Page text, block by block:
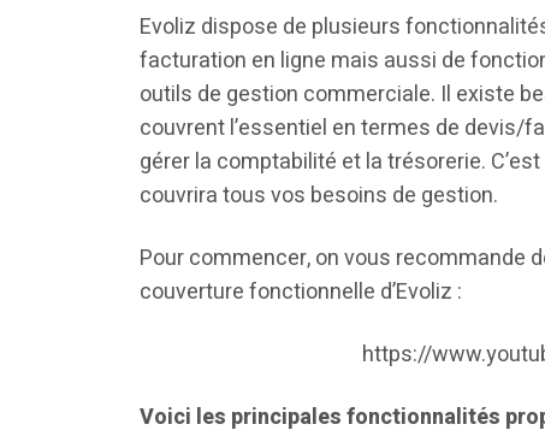
Evoliz dispose de plusieurs
facturation en ligne mais aussi de
outils de gestion commerciale. Il existe
couvrent l’essentiel en termes de devis/
gérer la comptabilité et la trésorerie.
couvrira tous vos besoins de gestion.
Pour commencer, on vous recommande
couverture fonctionnelle d’Evoliz :
https://
Voici les principales fonctionnalités